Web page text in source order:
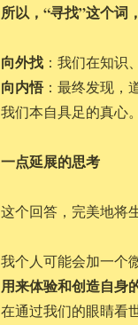
所以，“寻找”这个词
向外找：我们在知识
向内悟：最终发现，
我们本自具足的真心。
一点延展的思考
这个回答，完美地将
我个人可能会加一个
用来体验和创造自身
在通过我们的眼睛看